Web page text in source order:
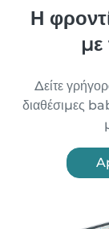
Η
Δείτε
διαθέσιμες